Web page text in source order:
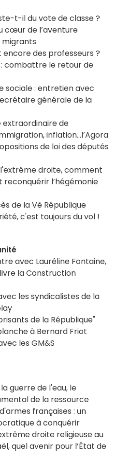
t-il du vote de classe ?
cœur de l’aventure
migrants
encore des professeurs ?
: combattre le retour de
sociale : entretien avec
générale de la
extraordinaire de
inflation...l’Agora
de loi des députés
l'extrême droite, comment
reconquérir l’hégémonie
de la Vè République
c'est toujours du vol !
avec Lauréline Fontaine,
la Construction
les syndicalistes de la
de la République"
à Bernard Friot
les GM&S
guerre de l'eau, le
de la ressource
françaises : un
à conquérir
droite religieuse au
quel avenir pour l’État de